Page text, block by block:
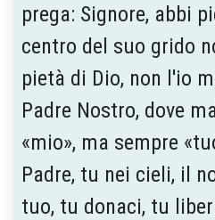
prega: Signore, abbi
centro del suo grido
pietà di Dio, non l'io
Padre Nostro, dove
«mio», ma sempre
Padre, tu nei cieli, il
tuo, tu donaci, tu